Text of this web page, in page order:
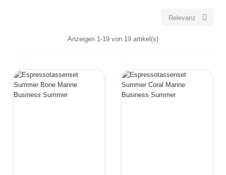
Relevanz 
Anzeigen 1-19 von 19 artikel(s)